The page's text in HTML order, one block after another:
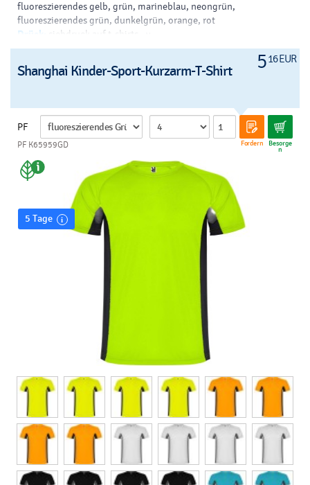
fluoreszierendes gelb, grün, marineblau, neongrün,
fluoreszierendes grün, dunkelgrün, orange, rot
Drück:
siebdruck auf t-shirts - v
516 EUR
Shanghai Kinder-Sport-Kurzarm-T-Shirt
PF
Fordern Besorge
n
PF K65959GD
5 Tage